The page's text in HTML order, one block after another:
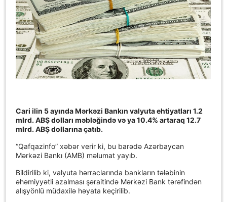
Cari ilin 5 ayında Mərkəzi Bankın valyuta ehtiyatları 1.2
mlrd. ABŞ dolları məbləğində və ya 10.4% artaraq 12.7
mlrd. ABŞ dollarına çatıb.
“Qafqazinfo” xəbər verir ki, bu barədə Azərbaycan
Mərkəzi Bankı (AMB) məlumat yayıb.
Bildirilib ki, valyuta hərraclarında bankların tələbinin
əhəmiyyətli azalması şəraitində Mərkəzi Bank tərəfindən
alışyönlü müdaxilə həyata keçirilib.